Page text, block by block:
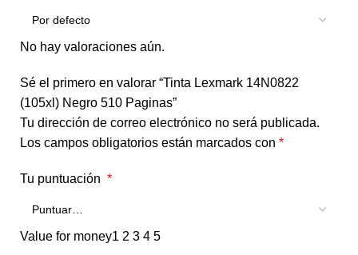
No hay valoraciones aún.
Sé el primero en valorar “Tinta Lexmark 14N0822
(105xl) Negro 510 Paginas”
Tu dirección de correo electrónico no será publicada.
Los campos obligatorios están marcados con *
Tu puntuación *
Value for money1 2 3 4 5